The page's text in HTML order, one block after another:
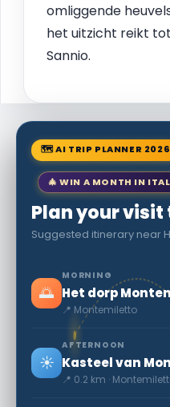
omliggende
het uitzicht reikt
Sannio.
🗺 AI TRIP PLANNER 2026
🎄 WIN A MONTH IN
Plan your
Suggested itinerary near
🌅
MORNING
Het dorp
📍 Montemiletto
☀️
AFTERNOON
Kasteel van
📍 0.2 km ·